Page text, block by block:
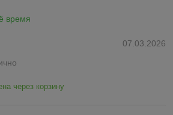
время
07.03.2026
через корзину